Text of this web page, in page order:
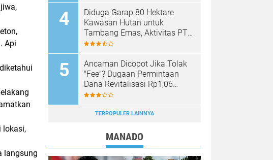
,
Api
lokasi,
langsung
Diduga Garap 80 Hektare
Kawasan Hutan untuk
Tambang Emas, Aktivitas PT
Sinar Mobagu Group Diselidiki
Ancaman Dicopot Jika Tolak
"Fee"? Dugaan Permintaan
Dana Revitalisasi Rp1,06
Miliar di SMK YPKM Manado
Tipikor
TERPOPULER LAINNYA
MANADO